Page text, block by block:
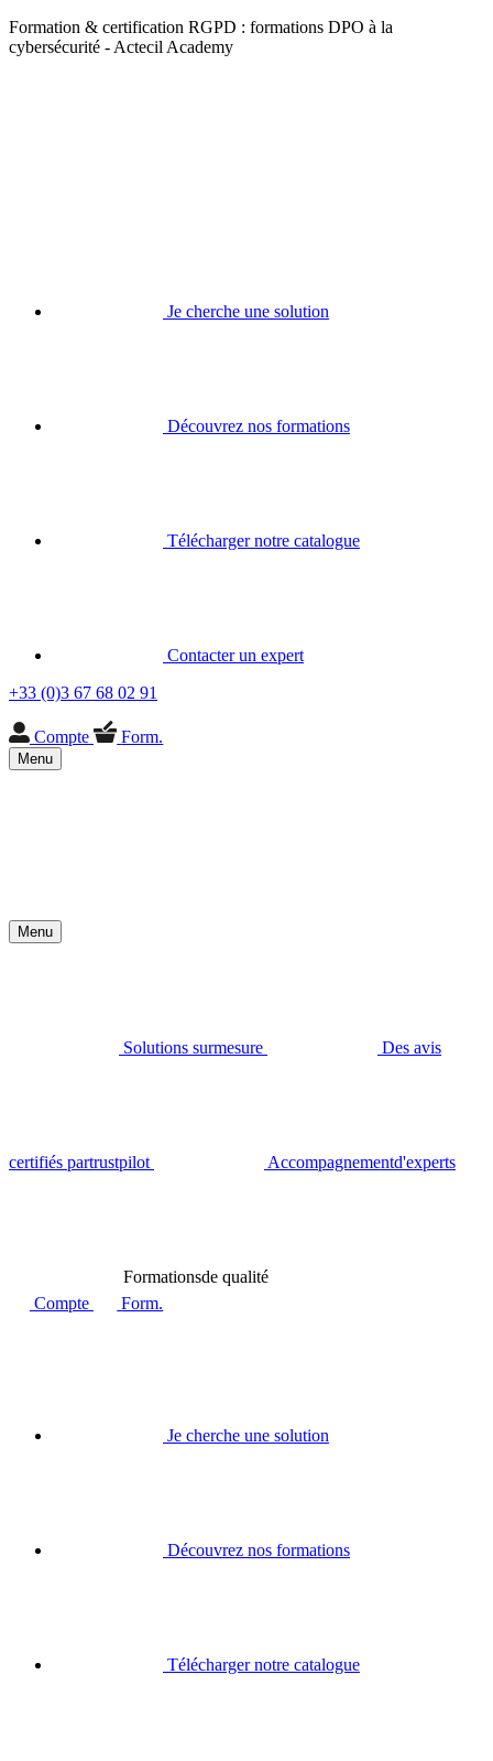
Formation & certification RGPD : formations DPO à la
cybersécurité - Actecil Academy
Je cherche une solution
Découvrez nos formations
Télécharger notre catalogue
Contacter un expert
+33 (0)3 67 68 02 91
Compte Form.
Menu
Menu
Solutions surmesure Des avis
certifiés partrustpilot Accompagnementd'experts
Formationsde qualité
Compte
Form.
Je cherche une solution
Découvrez nos formations
Télécharger notre catalogue